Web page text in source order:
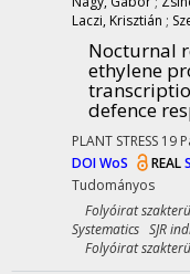
Laczi, Krisztián ;
Nocturnal
ethylene
defence
PLANT STRESS 19
DOIWoS REAL
Tudományos
Folyóirat
Systematics SJR
Folyóirat